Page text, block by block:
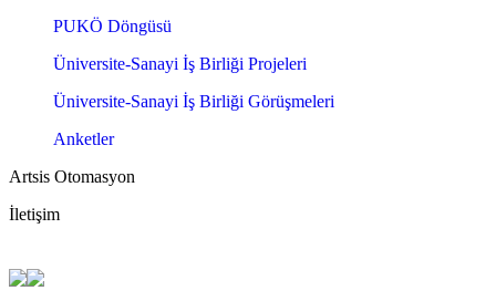
PUKÖ Döngüsü
Üniversite-Sanayi İş Birliği Projeleri
Üniversite-Sanayi İş Birliği Görüşmeleri
Anketler
Artsis Otomasyon
İletişim